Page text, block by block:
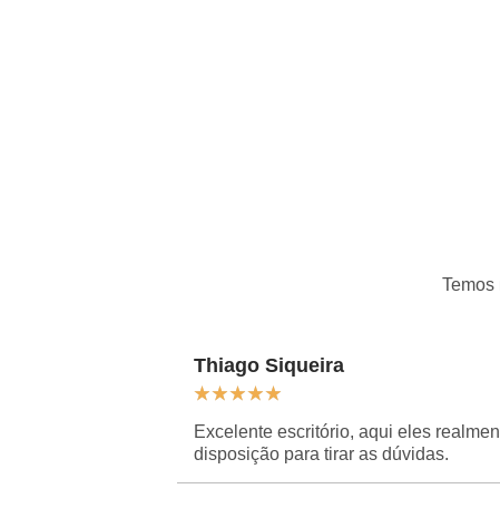
Temos
Thiago Siqueira
★★★★★
Excelente escritório, aqui eles
disposição para tirar as dúvidas.